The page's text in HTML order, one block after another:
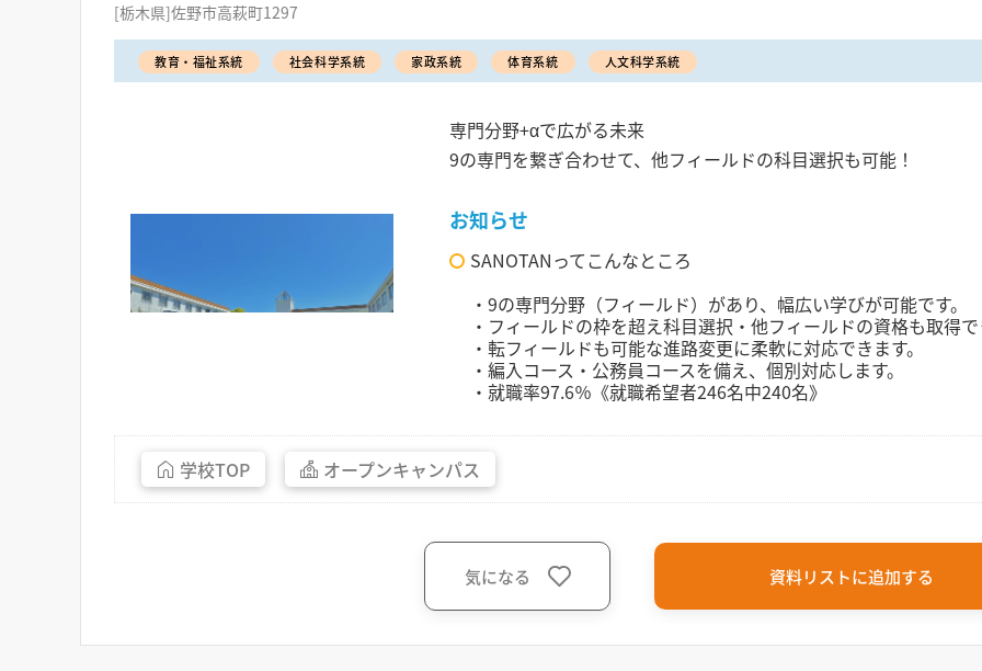
[栃木県]佐野市高萩町1297
教育・福祉系統 社会科学系統 家政系統 体育系統 人文科学系統
専門分野+αで広がる未来
9の専門を繋ぎ合わせて、他フィールドの科目選択も可能！
お知らせ
SANOTANってこんなところ
・9の専門分野（フィールド）があり、幅広い学びが可能です。
・フィールドの枠を超え科目選択・他フィールドの資格も取得
・転フィールドも可能な進路変更に柔軟に対応できます。
・編入コース・公務員コースを備え、個別対応します。
・就職率97.6％《就職希望者246名中240名》
学校TOP オープンキャンパス
気になる 資料リストに追加する